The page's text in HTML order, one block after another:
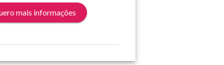
mais informações